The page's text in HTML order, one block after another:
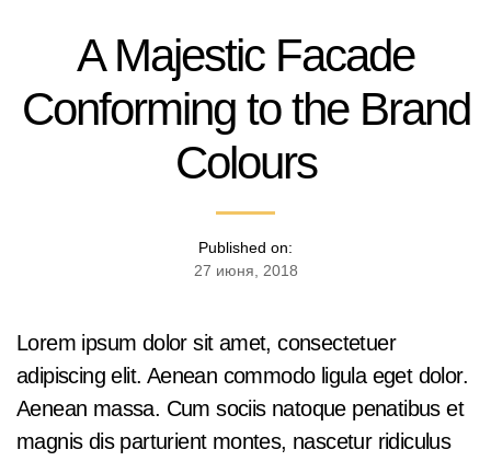
A Majestic Facade
Conforming to the Brand
Colours
Published on:
27 июня, 2018
Lorem ipsum dolor sit amet, consectetuer
adipiscing elit. Aenean commodo ligula eget dolor.
Aenean massa. Cum sociis natoque penatibus et
magnis dis parturient montes, nascetur ridiculus